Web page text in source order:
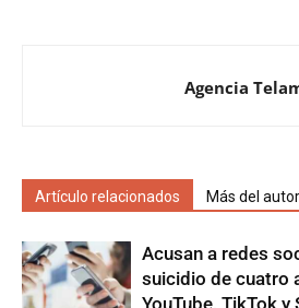
Agencia
Artículo relacionados Más del autor
Acusan a redes
suicidio de cuatro
YouTube, TikTok